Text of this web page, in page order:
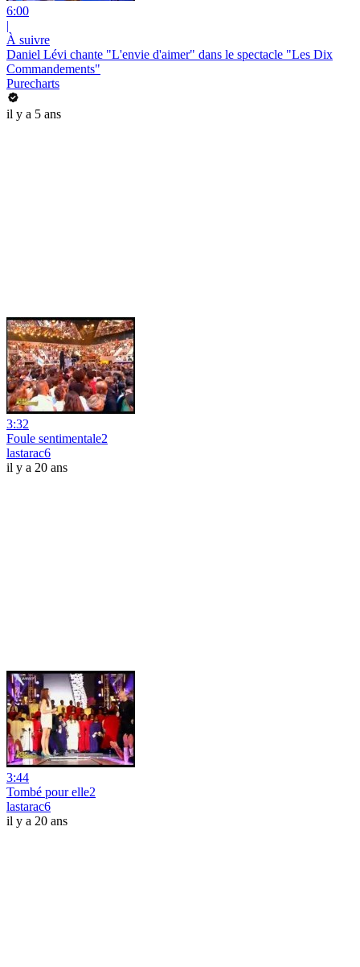
6:00
|
À suivre
Daniel Lévi chante "L'envie d'aimer" dans le spectacle "Les Dix
Commandements"
Purecharts
il y a 5 ans
3:32
Foule sentimentale2
lastarac6
il y a 20 ans
3:44
Tombé pour elle2
lastarac6
il y a 20 ans